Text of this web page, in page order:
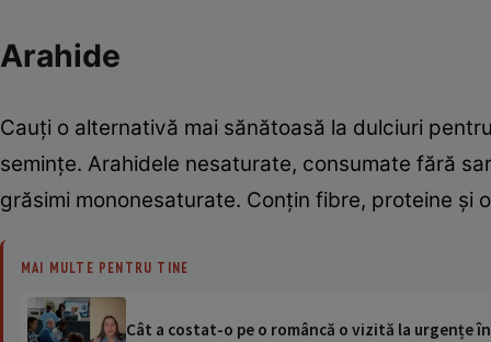
Arahide
Cauţi o alternativă mai sănătoasă la dulciuri
semințe. Arahidele nesaturate, consumate fără
grăsimi mononesaturate. Conţin fibre, proteine şi
MAI MULTE PENTRU TINE
Cât a costat-o pe o româncă o vizită la urgențe